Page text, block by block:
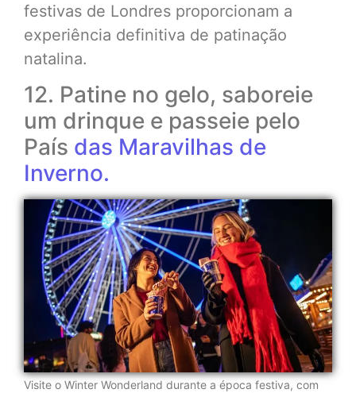
festivas de Londres proporcionam a
experiência definitiva de patinação
natalina.
12. Patine no gelo, saboreie
um drinque e passeie pelo
País das Maravilhas de
Inverno.
Visite o Winter Wonderland durante a época festiva, com